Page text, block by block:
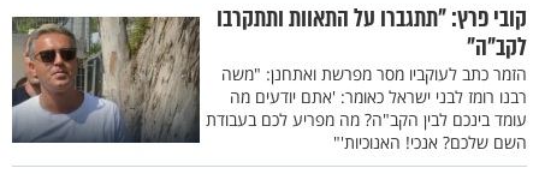
קובי פרץ: "תתגברו על התאוות ותתקרבו
לקב"ה"
הזמר כתב לעוקביו מסר מפרשת ואתחנן: "משה
רבנו רומז לבני ישראל כאומר: 'אתם יודעים מה
עומד בינכם לבין הקב"ה? מה מפריע לכם בעבודת
השם שלכם? אנכי! האנוכיות'"